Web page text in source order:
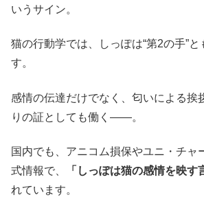
いうサイン。
猫の行動学では、しっぽは“第2の手”と
す。
感情の伝達だけでなく、匂いによる挨
りの証としても働く――。
国内でも、アニコム損保やユニ・チャ
式情報で、
「しっぽは猫の感情を映す
れています。